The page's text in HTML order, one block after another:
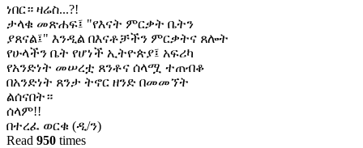
ነበር። ዛሬስ...?!
ታላቁ መጽሐፍ፤ "የእናት ምርቃት ቤትን
ያጸናል፤" እንዲል በእናቶቻችን ምርቃትና ጸሎት
የሁላችን ቤት የሆነች ኢትዮጵያ፤ አፍሪካ
የአንድነት መሠረቷ ጸንቶና ሰላሟ ተጠብቆ
በአንድነት ጸንታ ትኖር ዘንድ በመመኘት
ልሰናበት።
ሰላም!!
በተረፈ ወርቁ (ዲ/ን)
Read 950 times